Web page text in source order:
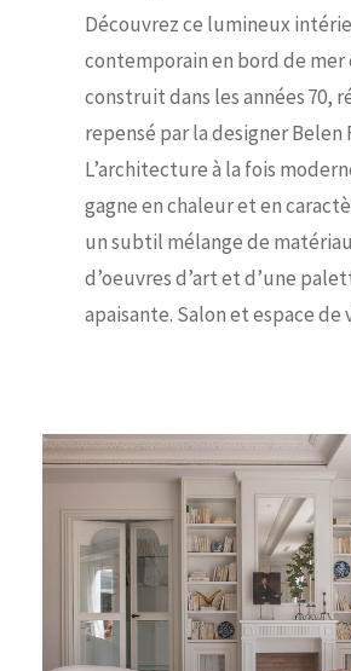
Découvrez ce lumineux
contemporain en bord de mer
construit dans les années 70,
repensé par la designer Belen
L’architecture à la fois
gagne en chaleur et en
un subtil mélange de
d’oeuvres d’art et d’une
apaisante. Salon et espace de